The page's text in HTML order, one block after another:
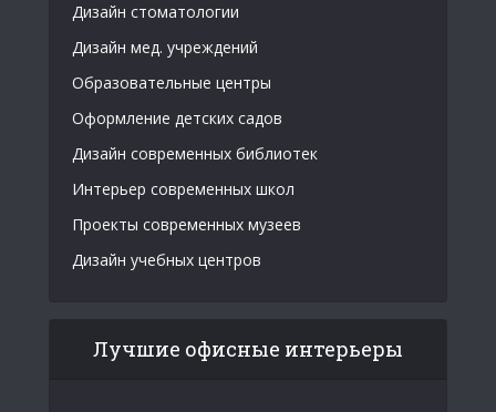
Дизайн стоматологии
Дизайн мед. учреждений
Образовательные центры
Оформление детских садов
Дизайн современных библиотек
Интерьер современных школ
Проекты современных музеев
Дизайн учебных центров
Лучшие офисные интерьеры